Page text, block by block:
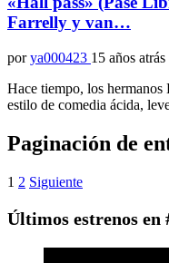
Farrelly y van…
por ya000423 15 años atrás
Hace tiempo, los
estilo de comedia ácida,
Paginación de
1 2 Siguiente
Últimos estrenos en